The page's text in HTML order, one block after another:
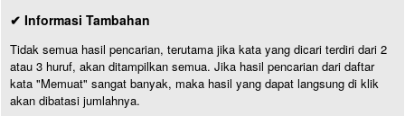
✔ Informasi Tambahan
Tidak semua hasil pencarian, terutama jika kata yang dicari terdiri dari 2
atau 3 huruf, akan ditampilkan semua. Jika hasil pencarian dari daftar
kata "Memuat" sangat banyak, maka hasil yang dapat langsung di klik
akan dibatasi jumlahnya.